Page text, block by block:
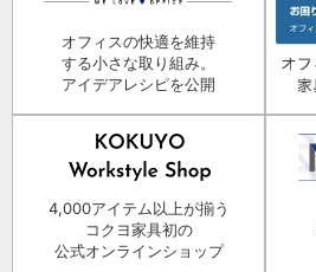
オフィスの快適を維持
する小さな取り組み。
アイデアレシピを公開
4,000アイテム以上が揃う
コクヨ家具初の
公式オンラインショップ